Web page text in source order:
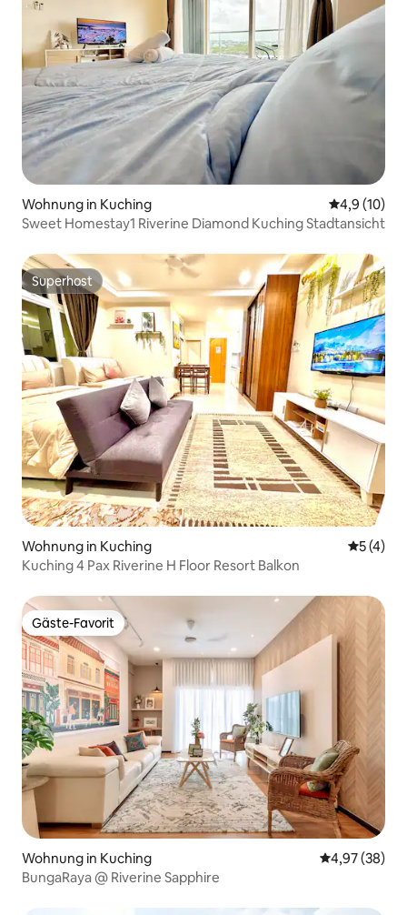
Wohnung in Kuching
4,9 (10)
Sweet Homestay1 Riverine Diamond Kuching Stadtansicht
Superhost
Superhost
Wohnung in Kuching
5 (4)
Kuching 4 Pax Riverine H Floor Resort Balkon
Gäste-Favorit
Gäste-Favorit
Wohnung in Kuching
4,97 (38)
BungaRaya @ Riverine Sapphire